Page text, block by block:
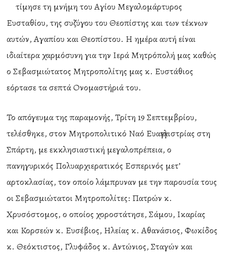
τίμησε τη μνήμη του Αγίου Μεγαλομάρτυρος
Ευσταθίου, της συζύγου του Θεοπίστης και των τέκνων
αυτών, Αγαπίου και Θεοπίστου. Η ημέρα αυτή είναι
ιδιαίτερα χαρμόσυνη για την Ιερά Μητρόπολή μας καθώς
ο Σεβασμιώτατος Μητροπολίτης μας κ. Ευστάθιος
εόρτασε τα σεπτά Ονομαστήριά του.
Το απόγευμα της παραμονής, Τρίτη 19 Σεπτεμβρίου,
τελέσθηκε, στον Μητροπολιτικό Ναό Ευαγγελιστρίας στη
Σπάρτη, με εκκλησιαστική μεγαλοπρέπεια, ο
πανηγυρικός Πολυαρχιερατικός Εσπερινός μετ’
αρτοκλασίας, τον οποίο λάμπρυναν με την παρουσία τους
οι Σεβασμιώτατοι Μητροπολίτες: Πατρών κ.
Χρυσόστομος, ο οποίος χοροστάτησε, Σάμου, Ικαρίας
και Κορσεών κ. Ευσέβιος, Ηλείας κ. Αθανάσιος, Φωκίδος
κ. Θεόκτιστος, Γλυφάδος κ. Αντώνιος, Σταγών και